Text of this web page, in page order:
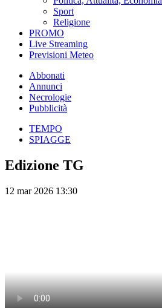
Sport
Religione
PROMO
Live Streaming
Previsioni Meteo
Abbonati
Annunci
Necrologie
Pubblicità
TEMPO
SPIAGGE
Edizione TG
12 mar 2026 13:30